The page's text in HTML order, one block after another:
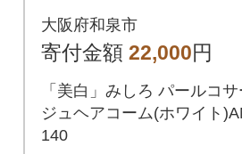
ーム(ホワイト)AN140
大阪府和泉市
寄付金額 22,000円
「美白」みしろ パールコサ
ジュヘアコーム(ホワイト
140